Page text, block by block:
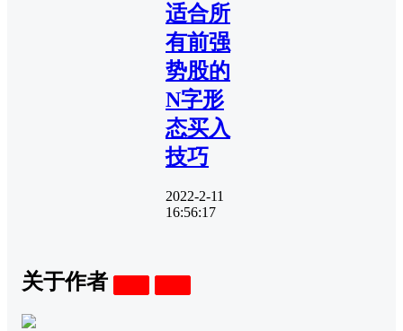
适合所
有前强
势股的
N字形
态买入
技巧
2022-2-11
16:56:17
关于作者